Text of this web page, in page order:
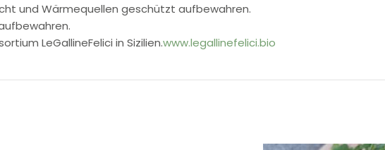
und Wärmequellen geschützt aufbewahren.
LeGallineFelici in Sizilien.www.legallinefelici.bio